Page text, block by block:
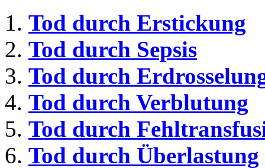
Tod durch Erstickung
Tod durch Sepsis
Tod durch
Tod durch Verblutung
Tod durch
Tod durch Überlastung